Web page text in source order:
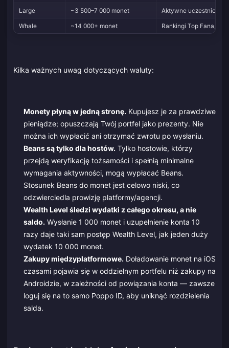
Large
~3 500–7 000 monet
Aktywne uczestnictwo
Whale
~14 000+ monet Rankingi Top Fana,
Kilka ważnych uwag dotyczących waluty:
Monety płyną w jedną stronę. Kupujesz je za prawdziwe
pieniądze; opuszczają Twój portfel jako prezenty. Nie
można ich wypłacić ani otrzymać zwrotu po wysłaniu.
Beans są tylko dla hostów. Tylko hostowie, którzy
przejdą weryfikację tożsamości i spełnią minimalne
wymagania aktywności, mogą wypłacać Beans.
Stosunek Beans do monet jest celowo niski, co
odzwierciedla prowizję platformy/agencji.
Wealth Level śledzi wydatki z całego okresu, a nie
saldo. Wysłanie 1 000 monet i uzupełnienie konta 10
razy daje taki sam postęp Wealth Level, jak jeden duży
wydatek 10 000 monet.
Zakupy międzyplatformowe. Doładowanie monet na iOS
czasami pojawia się w oddzielnym portfelu niż zakupy na
Androidzie, w zależności od powiązania konta — zawsze
loguj się na to samo Poppo ID, aby uniknąć rozdzielenia
salda.